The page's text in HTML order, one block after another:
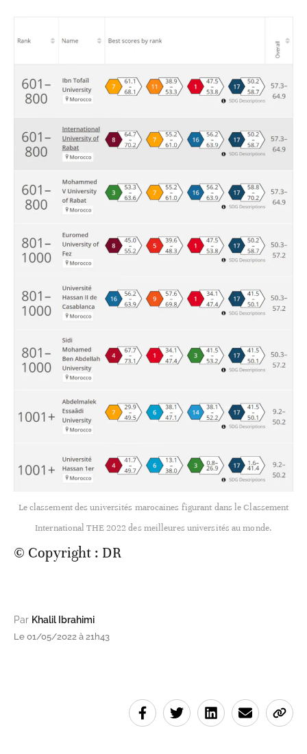
Le classement des universités marocaines figurant dans le Classement
International THE 2022 des meilleures universités au monde.
© Copyright : DR
Par Khalil Ibrahimi
Le 01/05/2022 à 21h43